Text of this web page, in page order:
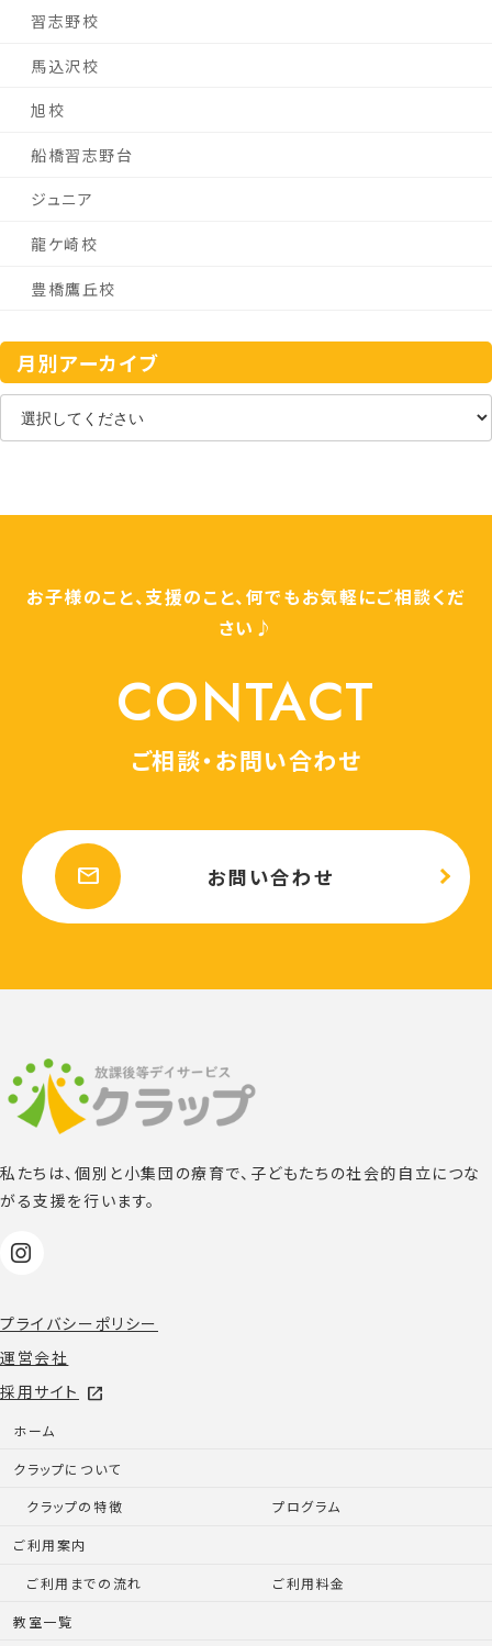
習志野校
馬込沢校
旭校
船橋習志野台
ジュニア
龍ケ崎校
豊橋鷹丘校
月別アーカイブ
お子様のこと、支援のこと、何でもお気軽にご相談くだ
さい♪
CONTACT
ご相談・お問い合わせ
mail お問い合わせ
私たちは、個別と小集団の療育で、子どもたちの社会的自立につな
がる支援を行います。
プライバシーポリシー
運営会社
採用サイト open_in_new
ホーム
クラップについて
クラップの特徴 プログラム
ご利用案内
ご利用までの流れ ご利用料金
教室一覧